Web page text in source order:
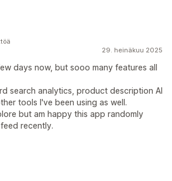
29. heinäkuu 2025
days now, but sooo many features all
search analytics, product description AI
tools I've been using as well.
but am happy this app randomly
recently.